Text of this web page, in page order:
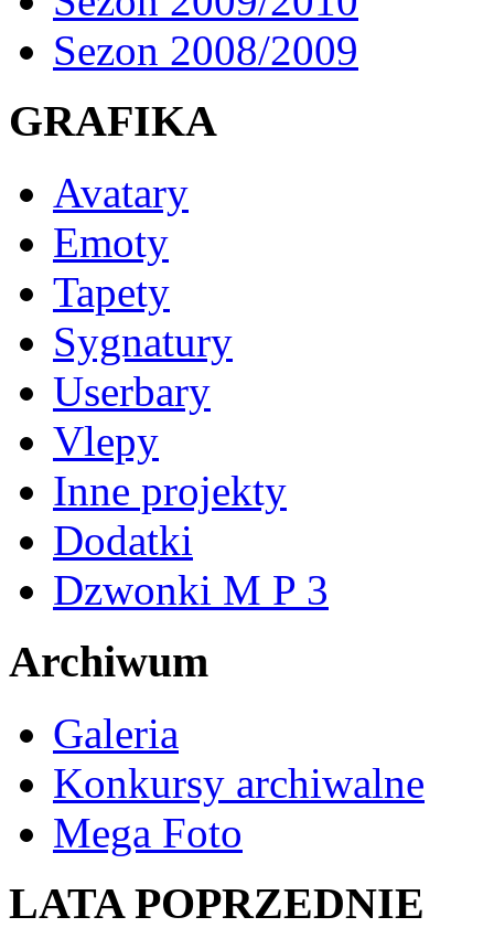
Sezon 2008/2009
GRAFIKA
Avatary
Emoty
Tapety
Sygnatury
Userbary
Vlepy
Inne projekty
Dodatki
Dzwonki M P 3
Archiwum
Galeria
Konkursy archiwalne
Mega Foto
LATA POPRZEDNIE